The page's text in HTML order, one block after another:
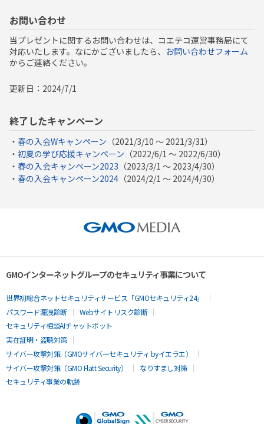
お問い合わせ
当プレゼントに関するお問い合わせは、コエテコ運営事務局にて
対応いたします。なにかございましたら、 お問い合わせフォーム
からご連絡ください。
更新日：2024/7/1
終了したキャンペーン
・ 春の入会Wキャンペーン （2021/3/10 〜 2021/3/31）
・ 初夏の学び応援キャンペーン （2022/6/1 〜 2022/6/30）
・ 春の入会キャンペーン2023 （2023/3/1 〜 2023/4/30）
・ 春の入会キャンペーン2024 （2024/2/1 〜 2024/4/30）
GMOインターネットグループのセキュリティ事業について
世界初総合ネットセキュリティサービス「GMOセキュリティ24」
パスワード漏洩診断
Webサイトリスク診断
セキュリティ相談AIチャットボット
実在証明・盗聴対策
サイバー攻撃対策（GMOサイバーセキュリティ byイエラエ）
サイバー攻撃対策（GMO Flatt Security）
なりすまし対策
セキュリティ事業の軌跡